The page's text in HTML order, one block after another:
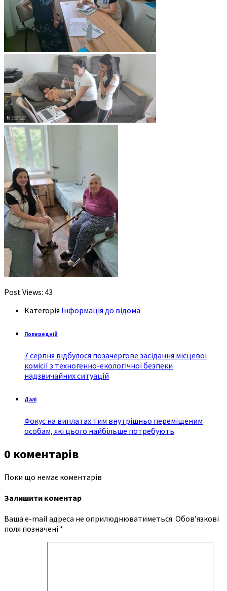
Post Views: 43
Категорія Інформація до відома
Попередній
7 серпня відбулося позачергове засідання місцевої
комісії з техногенно-екологічної безпеки
надзвичайних ситуацій
Далі
Фокус на виплатах тим внутрішньо переміщеним
особам, які цього найбільше потребують
0 коментарів
Поки що немає коментарів
Залишити коментар
Ваша e-mail адреса не оприлюднюватиметься. Обов’язкові
поля позначені *